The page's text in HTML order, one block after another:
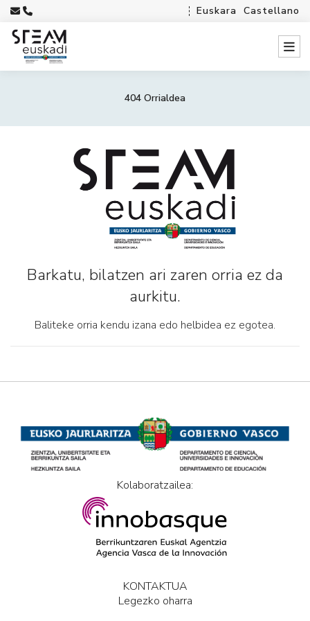
Euskara Castellano
404 Orrialdea
Barkatu, bilatzen ari zaren orria ez da
aurkitu.
Baliteke orria kendu izana edo helbidea ez egotea.
Kolaboratzailea:
KONTAKTUA
Legezko oharra